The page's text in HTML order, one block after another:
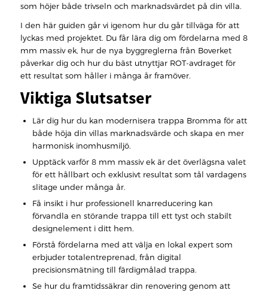
som höjer både trivseln och marknadsvärdet på din villa.
I den här guiden går vi igenom hur du går tillväga för att
lyckas med projektet. Du får lära dig om fördelarna med 8
mm massiv ek, hur de nya byggreglerna från Boverket
påverkar dig och hur du bäst utnyttjar ROT-avdraget för
ett resultat som håller i många år framöver.
Viktiga Slutsatser
Lär dig hur du kan modernisera trappa Bromma för att
både höja din villas marknadsvärde och skapa en mer
harmonisk inomhusmiljö.
Upptäck varför 8 mm massiv ek är det överlägsna valet
för ett hållbart och exklusivt resultat som tål vardagens
slitage under många år.
Få insikt i hur professionell knarreducering kan
förvandla en störande trappa till ett tyst och stabilt
designelement i ditt hem.
Förstå fördelarna med att välja en lokal expert som
erbjuder totalentreprenad, från digital
precisionsmätning till färdigmålad trappa.
Se hur du framtidssäkrar din renovering genom att